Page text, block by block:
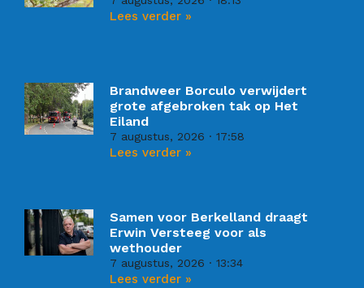
Lees verder »
Brandweer Borculo verwijdert
grote afgebroken tak op Het
Eiland
7 augustus, 2026 17:58
Lees verder »
Samen voor Berkelland draagt
Erwin Versteeg voor als
wethouder
7 augustus, 2026 13:34
Lees verder »